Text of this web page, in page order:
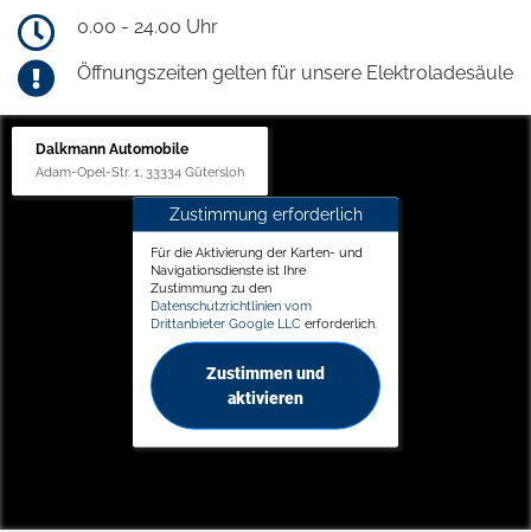
0.00 - 24.00 Uhr
Öffnungszeiten gelten für unsere Elektroladesäule
Dalkmann Automobile
Adam-Opel-Str. 1, 33334 Gütersloh
Zustimmung erforderlich
Für die Aktivierung der Karten- und
Navigationsdienste ist Ihre
Zustimmung zu den
Datenschutzrichtlinien vom
Drittanbieter Google LLC erforderlich.
Zustimmen und
aktivieren